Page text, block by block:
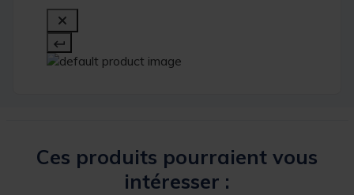
Ces produits pourraient vous
intéresser :